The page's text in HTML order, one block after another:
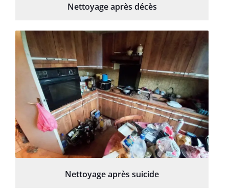
Nettoyage après décès
Nettoyage après suicide